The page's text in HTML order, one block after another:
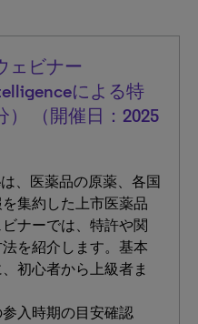
ェビナー
による特
） （開催日：2025
、医薬品の原薬、各国
集約した上市医薬品
ナーでは、特許や関
を紹介します。基本
初心者から上級者ま
入時期の目安確認